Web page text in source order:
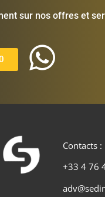
sur nos offres et
Contacts :
+33 4 76